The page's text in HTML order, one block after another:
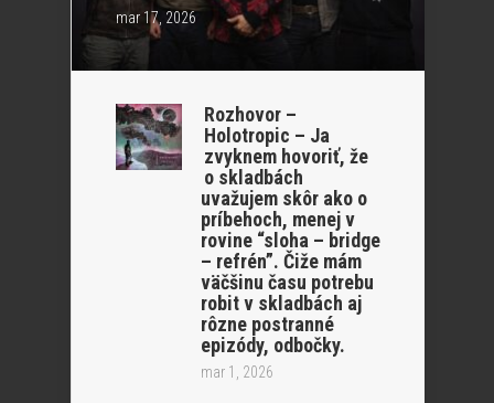
mar 17, 2026
Rozhovor –
Holotropic – Ja
zvyknem hovoriť, že
o skladbách
uvažujem skôr ako o
príbehoch, menej v
rovine “sloha – bridge
– refrén”. Čiže mám
väčšinu času potrebu
robit v skladbách aj
rôzne postranné
epizódy, odbočky.
mar 1, 2026